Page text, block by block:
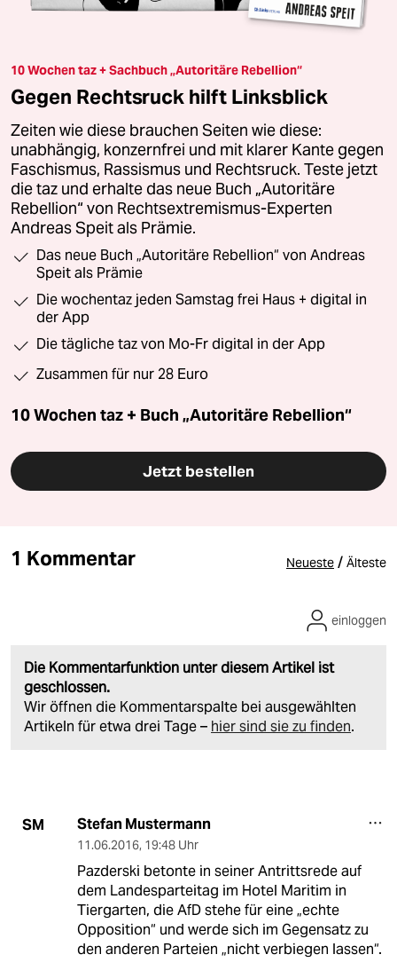
10 Wochen taz + Sachbuch „Autoritäre Rebellion“
Gegen Rechtsruck hilft Linksblick
Zeiten wie diese brauchen Seiten wie diese:
unabhängig, konzernfrei und mit klarer Kante gegen
Faschismus, Rassismus und Rechtsruck. Teste jetzt
die taz und erhalte das neue Buch „Autoritäre
Rebellion“ von Rechtsextremismus-Experten
Andreas Speit als Prämie.
Das neue Buch „Autoritäre Rebellion“ von Andreas
Speit als Prämie
Die wochentaz jeden Samstag frei Haus + digital in
der App
Die tägliche taz von Mo-Fr digital in der App
Zusammen für nur 28 Euro
10 Wochen taz + Buch „Autoritäre Rebellion“
Jetzt bestellen
1 Kommentar Neueste / Älteste
Die Kommentarfunktion unter diesem Artikel ist
geschlossen.
Wir öffnen die Kommentarspalte bei ausgewählten
Artikeln für etwa drei Tage – hier sind sie zu finden.
einloggen
SM Stefan Mustermann
11.06.2016, 19:48 Uhr
Pazderski betonte in seiner Antrittsrede auf
dem Landesparteitag im Hotel Maritim in
Tiergarten, die AfD stehe für eine „echte
Opposition“ und werde sich im Gegensatz zu
den anderen Parteien „nicht verbiegen lassen“.